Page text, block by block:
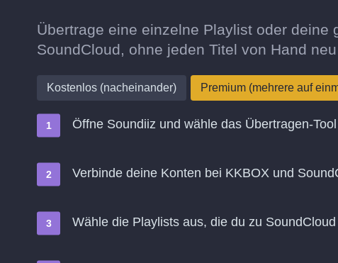
Übertrage eine einzelne Playlist oder deine
SoundCloud, ohne jeden Titel von Hand
Kostenlos (nacheinander) Premium (mehrere auf
Öffne Soundiiz und wähle das Übertragen-Tool
Verbinde deine Konten bei KKBOX und
Wähle die Playlists aus, die du zu